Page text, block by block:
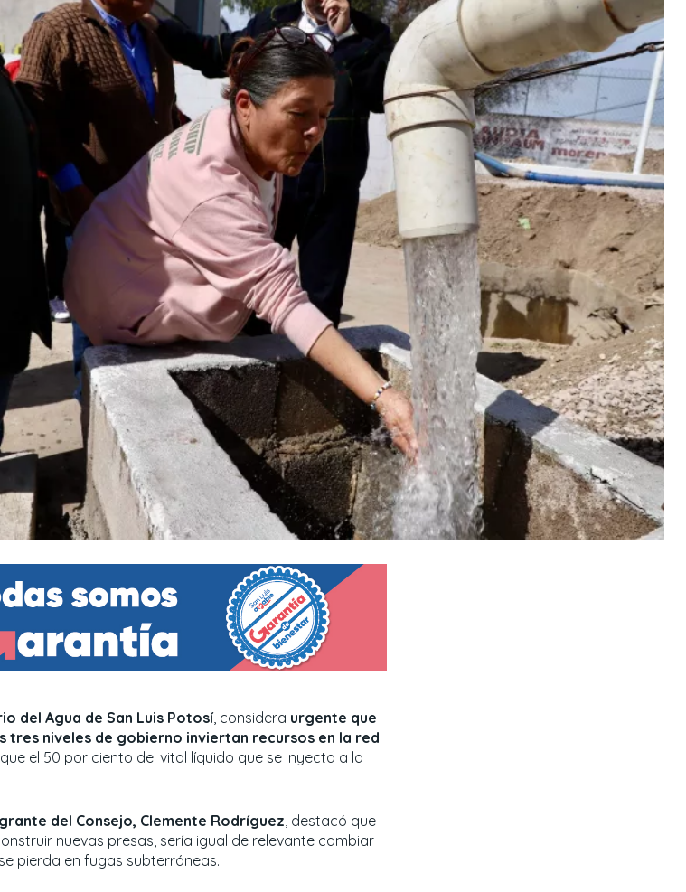
del Agua de San Luis Potosí, considera urgente que
tres niveles de gobierno inviertan recursos en la red
el 50 por ciento del vital líquido que se inyecta a la
del Consejo, Clemente Rodríguez , destacó que
nuevas presas, sería igual de relevante cambiar
pierda en fugas subterráneas.